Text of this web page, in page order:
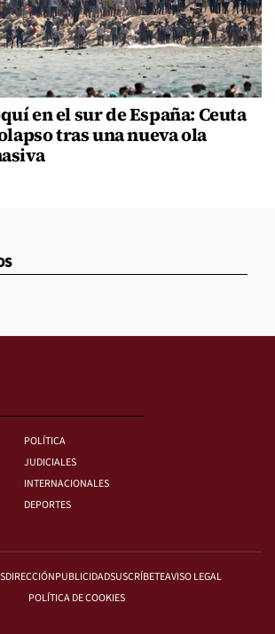
en el sur de España: Ceuta
tras una nueva ola
POLÍTICA
JUDICIALES
INTERNACIONALES
DEPORTES
DIRECCIÓNPUBLICIDADSUSCRÍBETEAVISO LEGAL
POLÍTICA DE COOKIES